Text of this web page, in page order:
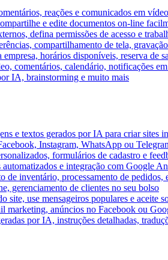
reações e comunicados em
e edite documentos on-line
defina permissões de acesso e
compartilhamento de tela,
horários disponíveis, reserva de
comentários, calendário, notificações
IA, brainstorming e muito mais
e textos gerados por IA para criar sites
Instagram, WhatsApp ou
formulários de cadastro e
e integração com Google
inventário, processamento de pedidos,
gerenciamento de clientes no seu bolso
use mensageiros populares e aceite
marketing, anúncios no Facebook ou
por IA, instruções detalhadas,